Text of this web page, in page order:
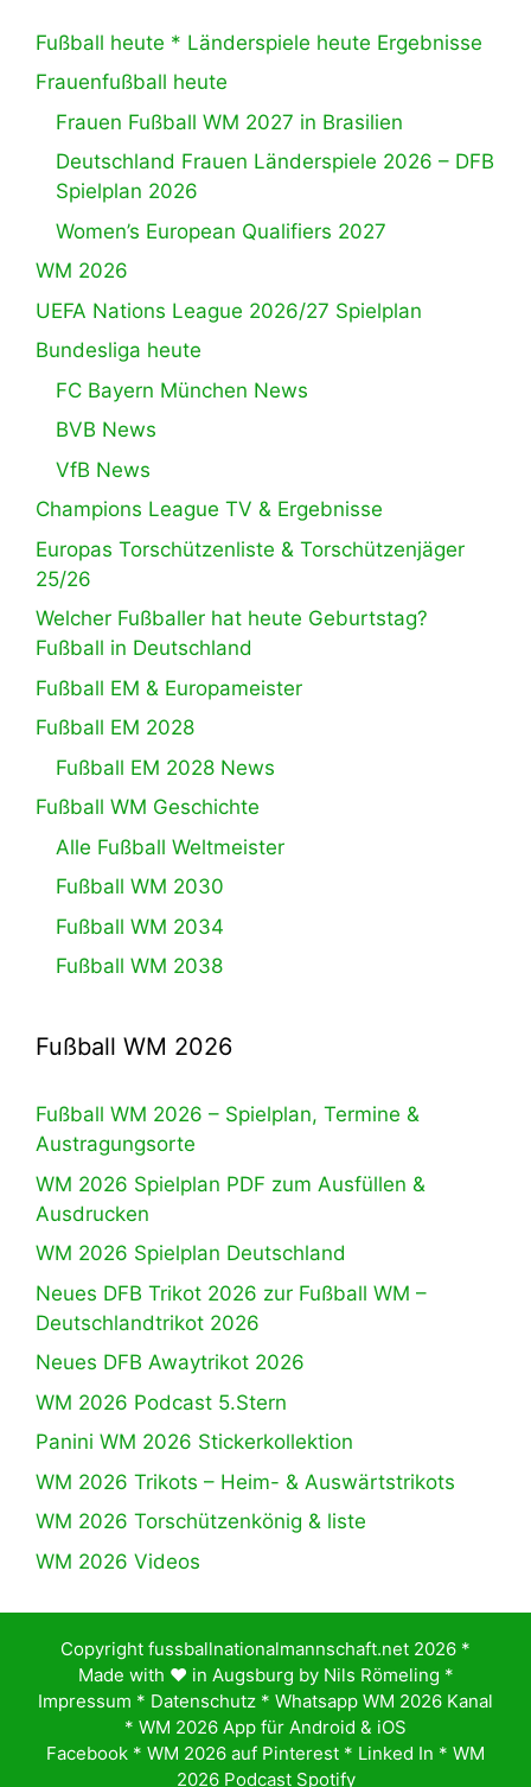
Fußball heute * Länderspiele heute Ergebnisse
Frauenfußball heute
Frauen Fußball WM 2027 in Brasilien
Deutschland Frauen Länderspiele 2026 – DFB
Spielplan 2026
Women’s European Qualifiers 2027
WM 2026
UEFA Nations League 2026/27 Spielplan
Bundesliga heute
FC Bayern München News
BVB News
VfB News
Champions League TV & Ergebnisse
Europas Torschützenliste & Torschützenjäger
25/26
Welcher Fußballer hat heute Geburtstag?
Fußball in Deutschland
Fußball EM & Europameister
Fußball EM 2028
Fußball EM 2028 News
Fußball WM Geschichte
Alle Fußball Weltmeister
Fußball WM 2030
Fußball WM 2034
Fußball WM 2038
Fußball WM 2026
Fußball WM 2026 – Spielplan, Termine &
Austragungsorte
WM 2026 Spielplan PDF zum Ausfüllen &
Ausdrucken
WM 2026 Spielplan Deutschland
Neues DFB Trikot 2026 zur Fußball WM –
Deutschlandtrikot 2026
Neues DFB Awaytrikot 2026
WM 2026 Podcast 5.Stern
Panini WM 2026 Stickerkollektion
WM 2026 Trikots – Heim- & Auswärtstrikots
WM 2026 Torschützenkönig & liste
WM 2026 Videos
Copyright fussballnationalmannschaft.net 2026 *
Made with ♥️ in Augsburg by Nils Römeling *
Impressum * Datenschutz * Whatsapp WM 2026 Kanal
* WM 2026 App für Android & iOS
Facebook * WM 2026 auf Pinterest * Linked In * WM
2026 Podcast Spotify